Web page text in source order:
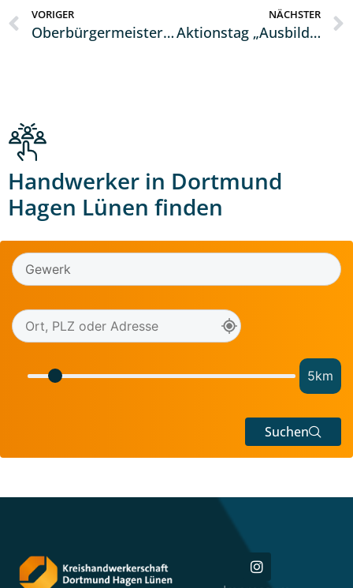
VORIGER
Oberbürgermeister Thomas Westphal zu Besuch bei der Kreishandwerkerschaft Dortmund Hagen Lünen
NÄCHSTER
Aktionstag „Ausbildung starten“ Handwerkskammer Dortmund öffnete Werkstätten für Jugendliche
Handwerker in Dortmund
Hagen Lünen finden
5km
Suchen